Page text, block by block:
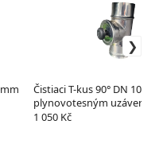
Čistiaci T-kus 90° DN
plynovotesným uzáverom
1 050 Kč